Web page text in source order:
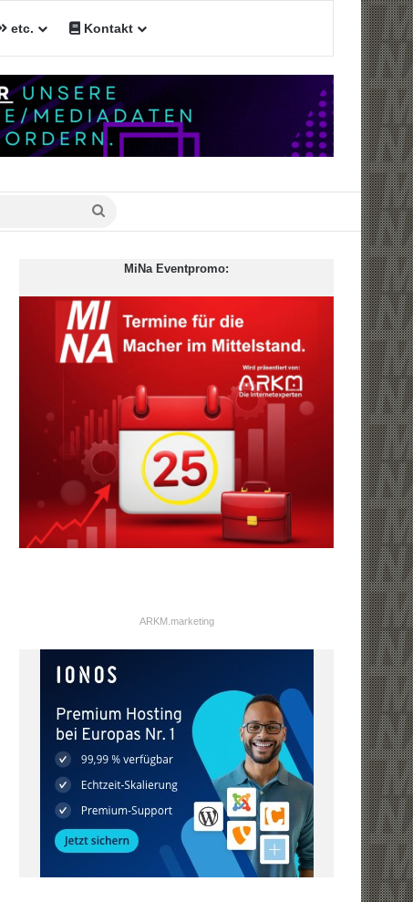
etc. Kontakt
MiNa Eventpromo:
ARKM.marketing